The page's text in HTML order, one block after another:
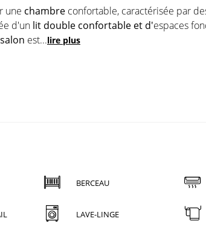
une chambre confortable, caractérisée par
d'un lit double confortable et d'espaces
salon est...lire plus
BERCEAU
LAVE-LINGE